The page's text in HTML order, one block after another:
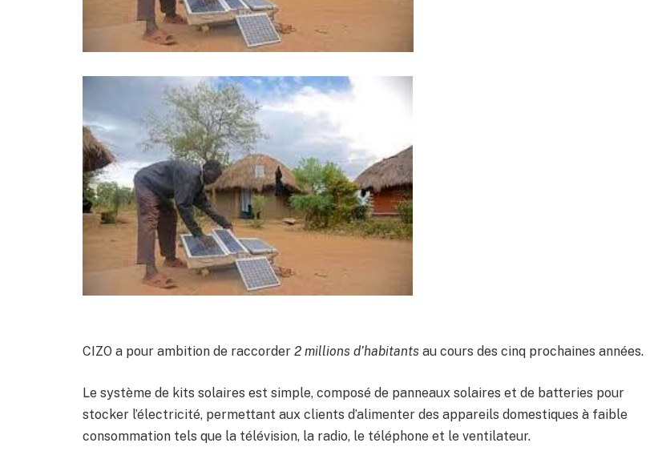
CIZO a pour ambition de raccorder 2 millions d’habitants au cours des cinq prochaines années.
Le système de kits solaires est simple, composé de panneaux solaires et de batteries pour
stocker l’électricité, permettant aux clients d’alimenter des appareils domestiques à faible
consommation tels que la télévision, la radio, le téléphone et le ventilateur.